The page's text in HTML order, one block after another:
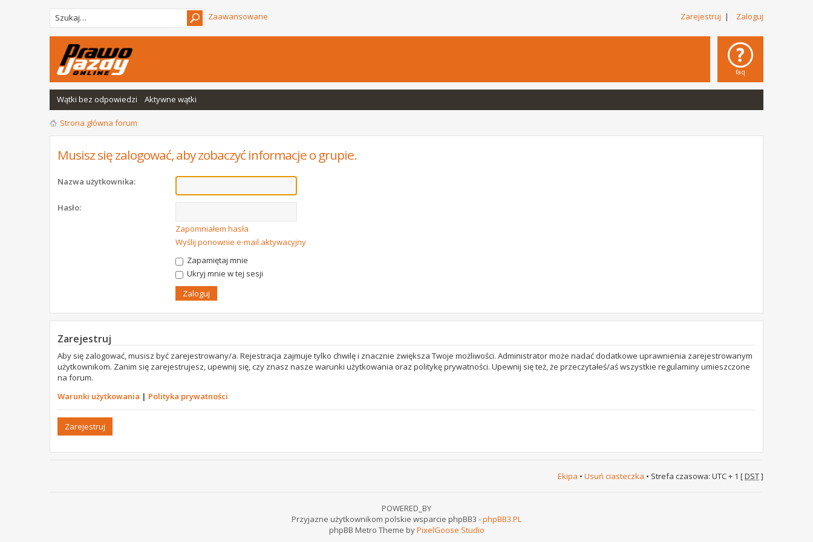
Zarejestruj | Zaloguj
Zaawansowane
faq
Wątki bez odpowiedzi Aktywne wątki
Strona główna forum
Musisz się zalogować, aby zobaczyć informacje o grupie.
Nazwa użytkownika:
Hasło:
Zapomniałem hasła
Wyślij ponownie e-mail aktywacyjny
Zapamiętaj mnie
Ukryj mnie w tej sesji
Zarejestruj
Aby się zalogować, musisz być zarejestrowany/a. Rejestracja zajmuje tylko chwilę i znacznie zwiększa Twoje możliwości. Administrator może nadać dodatkowe uprawnienia zarejestrowanym
użytkownikom. Zanim się zarejestrujesz, upewnij się, czy znasz nasze warunki użytkowania oraz politykę prywatności. Upewnij się też, że przeczytałeś/aś wszystkie regulaminy umieszczone
na forum.
Warunki użytkowania | Polityka prywatności
Zarejestruj
Ekipa • Usuń ciasteczka • Strefa czasowa: UTC + 1 [DST]
POWERED_BY
Przyjazne użytkownikom polskie wsparcie phpBB3 -phpBB3.PL
phpBB Metro Theme byPixelGoose Studio